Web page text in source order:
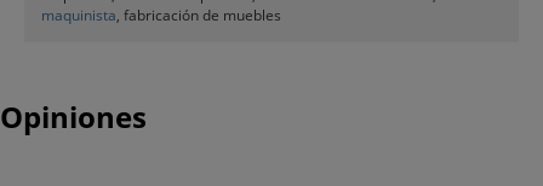
maquinista, fabricación de muebles
Opiniones